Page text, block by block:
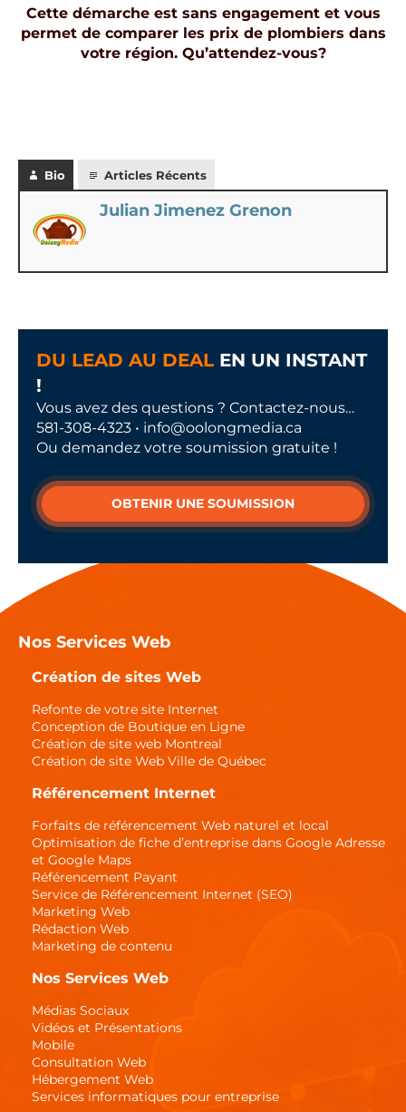
Cette démarche est sans engagement et vous
permet de comparer les prix de plombiers dans
votre région. Qu’attendez-vous?
Bio Articles Récents
Julian Jimenez Grenon
DU LEAD AU DEAL EN UN INSTANT
!
Vous avez des questions ? Contactez-nous…
581-308-4323 • info@oolongmedia.ca
Ou demandez votre soumission gratuite !
OBTENIR UNE SOUMISSION
Nos Services Web
Création de sites Web
Refonte de votre site Internet
Conception de Boutique en Ligne
Création de site web Montreal
Création de site Web Ville de Québec
Référencement Internet
Forfaits de référencement Web naturel et local
Optimisation de fiche d’entreprise dans Google Adresse
et Google Maps
Référencement Payant
Service de Référencement Internet (SEO)
Marketing Web
Rédaction Web
Marketing de contenu
Nos Services Web
Médias Sociaux
Vidéos et Présentations
Mobile
Consultation Web
Hébergement Web
Services informatiques pour entreprise